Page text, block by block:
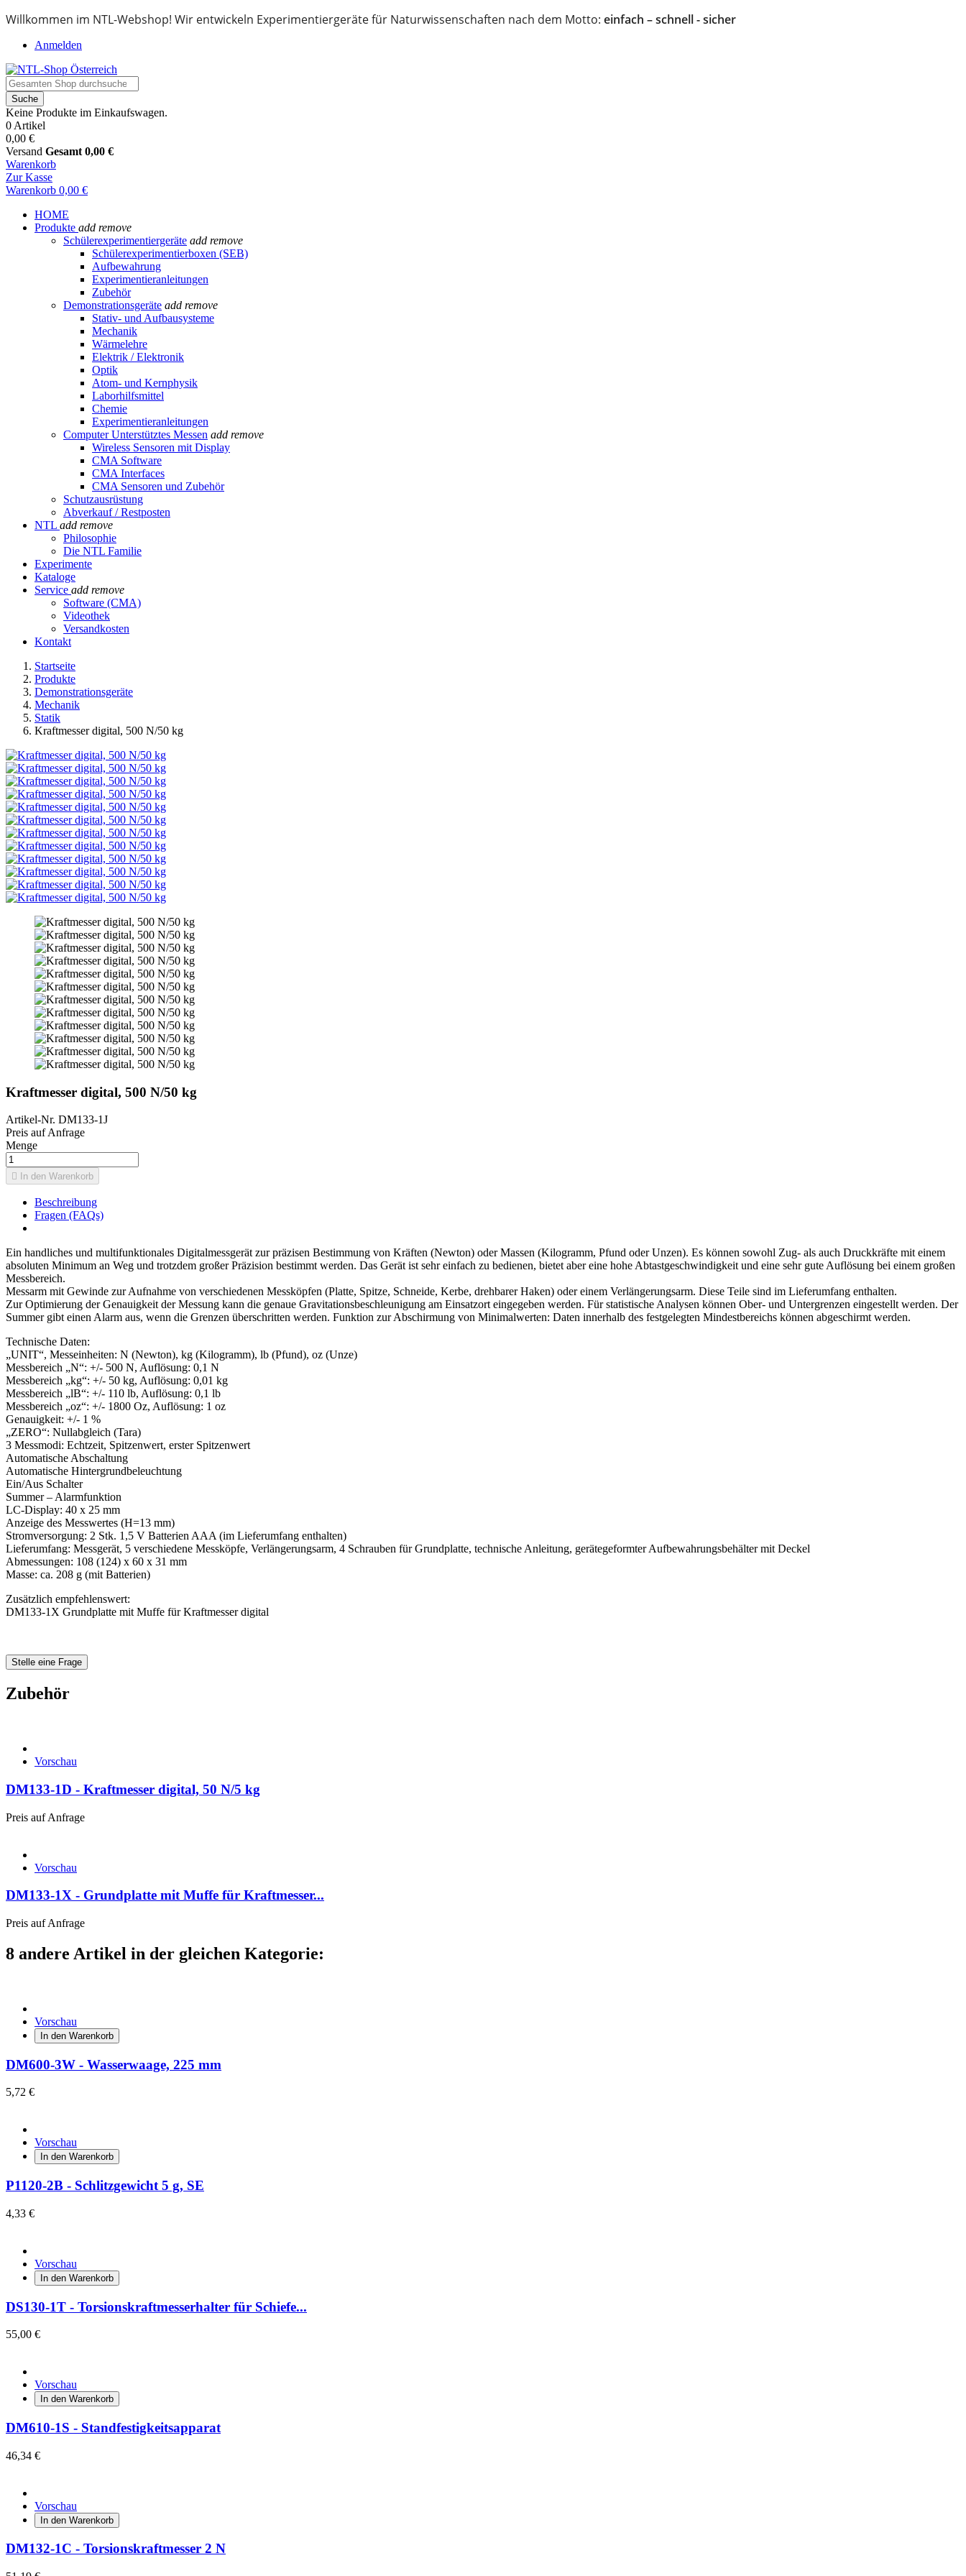
Willkommen im NTL-Webshop! Wir entwickeln Experimentiergeräte für Naturwissenschaften nach dem Motto: einfach – schnell - sicher
Anmelden
Suche
Keine Produkte im Einkaufswagen.
0 Artikel
0,00 €
Versand Gesamt 0,00 €
Warenkorb
Zur Kasse
Warenkorb 0,00 €
HOME
Produkte add remove
Schülerexperimentiergeräte add remove
Schülerexperimentierboxen (SEB)
Aufbewahrung
Experimentieranleitungen
Zubehör
Demonstrationsgeräte add remove
Stativ- und Aufbausysteme
Mechanik
Wärmelehre
Elektrik / Elektronik
Optik
Atom- und Kernphysik
Laborhilfsmittel
Chemie
Experimentieranleitungen
Computer Unterstütztes Messen add remove
Wireless Sensoren mit Display
CMA Software
CMA Interfaces
CMA Sensoren und Zubehör
Schutzausrüstung
Abverkauf / Restposten
NTL add remove
Philosophie
Die NTL Familie
Experimente
Kataloge
Service add remove
Software (CMA)
Videothek
Versandkosten
Kontakt
Startseite
Produkte
Demonstrationsgeräte
Mechanik
Statik
Kraftmesser digital, 500 N/50 kg
Kraftmesser digital, 500 N/50 kg
Artikel-Nr. DM133-1J
Preis auf Anfrage
Menge
 In den Warenkorb
Beschreibung
Fragen (FAQs)
Ein handliches und multifunktionales Digitalmessgerät zur präzisen Bestimmung von Kräften (Newton) oder Massen (Kilogramm, Pfund oder Unzen). Es können sowohl Zug- als auch Druckkräfte mit einem
absoluten Minimum an Weg und trotzdem großer Präzision bestimmt werden. Das Gerät ist sehr einfach zu bedienen, bietet aber eine hohe Abtastgeschwindigkeit und eine sehr gute Auflösung bei einem großen
Messbereich.
Messarm mit Gewinde zur Aufnahme von verschiedenen Messköpfen (Platte, Spitze, Schneide, Kerbe, drehbarer Haken) oder einem Verlängerungsarm. Diese Teile sind im Lieferumfang enthalten.
Zur Optimierung der Genauigkeit der Messung kann die genaue Gravitationsbeschleunigung am Einsatzort eingegeben werden. Für statistische Analysen können Ober- und Untergrenzen eingestellt werden. Der
Summer gibt einen Alarm aus, wenn die Grenzen überschritten werden. Funktion zur Abschirmung von Minimalwerten: Daten innerhalb des festgelegten Mindestbereichs können abgeschirmt werden.
Technische Daten:
„UNIT“, Messeinheiten: N (Newton), kg (Kilogramm), lb (Pfund), oz (Unze)
Messbereich „N“: +/- 500 N, Auflösung: 0,1 N
Messbereich „kg“: +/- 50 kg, Auflösung: 0,01 kg
Messbereich „lB“: +/- 110 lb, Auflösung: 0,1 lb
Messbereich „oz“: +/- 1800 Oz, Auflösung: 1 oz
Genauigkeit: +/- 1 %
„ZERO“: Nullabgleich (Tara)
3 Messmodi: Echtzeit, Spitzenwert, erster Spitzenwert
Automatische Abschaltung
Automatische Hintergrundbeleuchtung
Ein/Aus Schalter
Summer – Alarmfunktion
LC-Display: 40 x 25 mm
Anzeige des Messwertes (H=13 mm)
Stromversorgung: 2 Stk. 1,5 V Batterien AAA (im Lieferumfang enthalten)
Lieferumfang: Messgerät, 5 verschiedene Messköpfe, Verlängerungsarm, 4 Schrauben für Grundplatte, technische Anleitung, gerätegeformter Aufbewahrungsbehälter mit Deckel
Abmessungen: 108 (124) x 60 x 31 mm
Masse: ca. 208 g (mit Batterien)
Zusätzlich empfehlenswert:
DM133-1X Grundplatte mit Muffe für Kraftmesser digital
Stelle eine Frage
Zubehör
Vorschau
DM133-1D - Kraftmesser digital, 50 N/5 kg
Preis auf Anfrage
Vorschau
DM133-1X - Grundplatte mit Muffe für Kraftmesser...
Preis auf Anfrage
8 andere Artikel in der gleichen Kategorie:
Vorschau
In den Warenkorb
DM600-3W - Wasserwaage, 225 mm
5,72 €
Vorschau
In den Warenkorb
P1120-2B - Schlitzgewicht 5 g, SE
4,33 €
Vorschau
In den Warenkorb
DS130-1T - Torsionskraftmesserhalter für Schiefe...
55,00 €
Vorschau
In den Warenkorb
DM610-1S - Standfestigkeitsapparat
46,34 €
Vorschau
In den Warenkorb
DM132-1C - Torsionskraftmesser 2 N